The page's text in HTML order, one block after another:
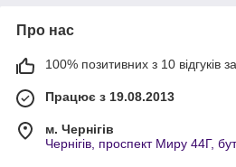
Про нас
100% позитивних з 10 відгуків
Працює з 19.08.2013
м. Чернігів
Чернігів, проспект Миру 44Г,